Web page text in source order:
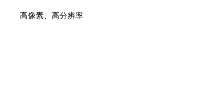
高像素、高分辨率